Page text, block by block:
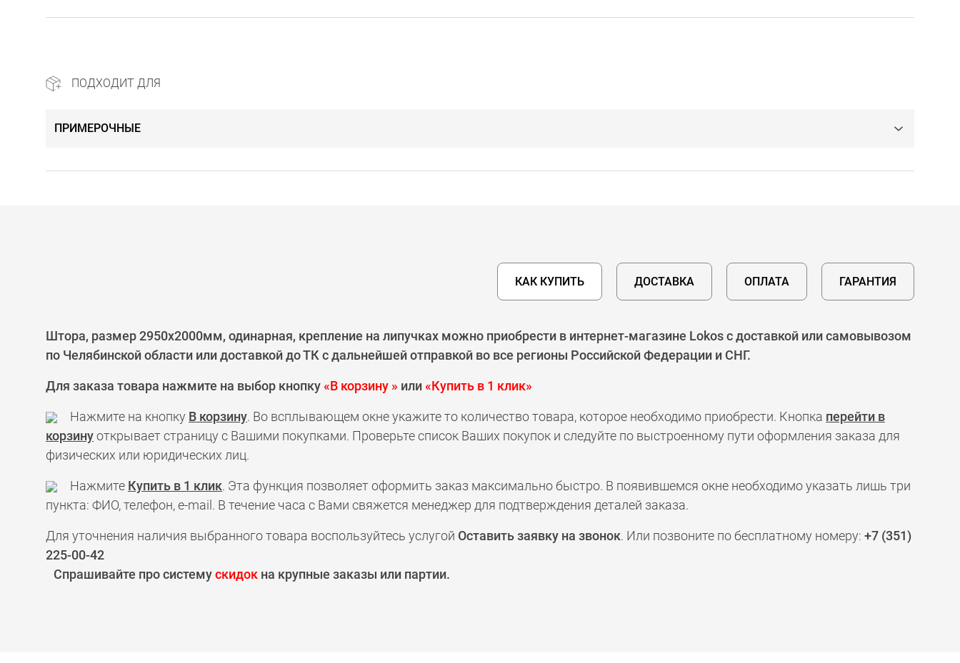
ПОДХОДИТ ДЛЯ
ПРИМЕРОЧНЫЕ
КАК КУПИТЬ ДОСТАВКА ОПЛАТА ГАРАНТИЯ
Штора, размер 2950х2000мм, одинарная, крепление на липучках можно приобрести в интернет-магазине Lokos с доставкой или самовывозом
по Челябинской области или доставкой до ТК с дальнейшей отправкой во все регионы Российской Федерации и СНГ.
Для заказа товара нажмите на выбор кнопку«В корзину » или«Купить в 1 клик»
Нажмите на кнопку В корзину. Во всплывающем окне укажите то количество товара, которое необходимо приобрести. Кнопка перейти в
корзинуоткрывает страницу с Вашими покупками. Проверьте список Ваших покупок и следуйте по выстроенному пути оформления заказа для
физических или юридических лиц.
Нажмите Купить в 1 клик. Эта функция позволяет оформить заказ максимально быстро. В появившемся окне необходимо указать лишь три
пункта: ФИО, телефон, e-mail. В течение часа с Вами свяжется менеджер для подтверждения деталей заказа.
Для уточнения наличия выбранного товара воспользуйтесь услугой Оставить заявку на звонок. Или позвоните по бесплатному номеру: +7 (351)
225-00-42
Спрашивайте про системускидок на крупные заказы или партии.